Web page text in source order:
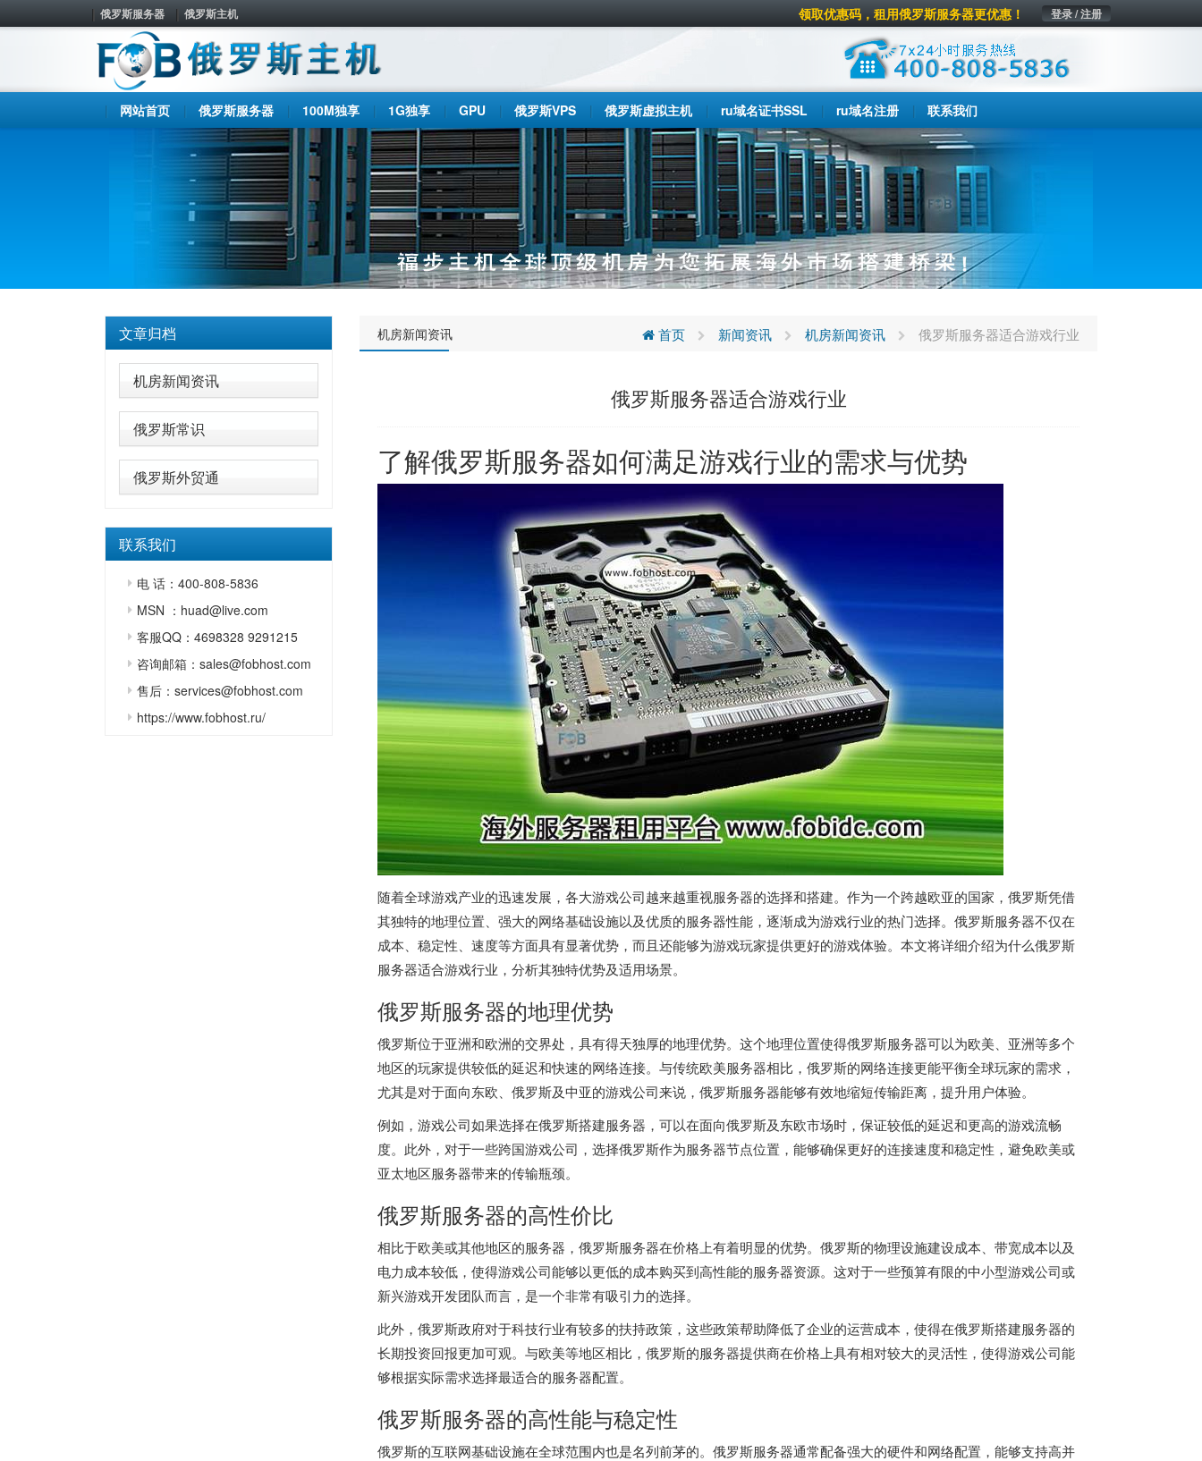
俄罗斯服务器 俄罗斯主机 登录 / 注册
领取优惠码，租用俄罗斯服务器更优惠！
网站首页 俄罗斯服务器 100M独享 1G独享 GPU 俄罗斯VPS 俄罗斯虚拟主机 ru域名证书SSL ru域名注册 联系我们
文章归档
机房新闻资讯
俄罗斯常识
俄罗斯外贸通
联系我们
电 话：400-808-5836
MSN ：huad@live.com
客服QQ：4698328 9291215
咨询邮箱：sales@fobhost.com
售后：services@fobhost.com
https://www.fobhost.ru/
机房新闻资讯 首页 新闻资讯 机房新闻资讯 俄罗斯服务器适合游戏行业
俄罗斯服务器适合游戏行业
了解俄罗斯服务器如何满足游戏行业的需求与优势
随着全球游戏产业的迅速发展，各大游戏公司越来越重视服务器的选择和搭建。作为一个跨越欧亚的国家，俄罗斯凭借
其独特的地理位置、强大的网络基础设施以及优质的服务器性能，逐渐成为游戏行业的热门选择。 俄罗斯服务器不仅在
成本、稳定性、速度等方面具有显著优势，而且还能够为游戏玩家提供更好的游戏体验。本文将详细介绍为什么俄罗斯
服务器适合游戏行业，分析其独特优势及适用场景。
俄罗斯服务器的地理优势
俄罗斯位于亚洲和欧洲的交界处，具有得天独厚的地理优势。这个地理位置使得俄罗斯服务器可以为欧美、亚洲等多个
地区的玩家提供较低的延迟和快速的网络连接。与传统欧美服务器相比，俄罗斯的网络连接更能平衡全球玩家的需求，
尤其是对于面向东欧、俄罗斯及中亚的游戏公司来说，俄罗斯服务器能够有效地缩短传输距离，提升用户体验。
例如，游戏公司如果选择在俄罗斯搭建服务器，可以在面向俄罗斯及东欧市场时，保证较低的延迟和更高的游戏流畅
度。此外，对于一些跨国游戏公司，选择俄罗斯作为服务器节点位置，能够确保更好的连接速度和稳定性，避免欧美或
亚太地区服务器带来的传输瓶颈。
俄罗斯服务器的高性价比
相比于欧美或其他地区的服务器， 俄罗斯服务器在价格上有着明显的优势。俄罗斯的物理设施建设成本、带宽成本以及
电力成本较低，使得游戏公司能够以更低的成本购买到高性能的服务器资源。这对于一些预算有限的中小型游戏公司或
新兴游戏开发团队而言，是一个非常有吸引力的选择。
此外，俄罗斯政府对于科技行业有较多的扶持政策，这些政策帮助降低了企业的运营成本，使得在俄罗斯搭建服务器的
长期投资回报更加可观。与欧美等地区相比，俄罗斯的服务器提供商在价格上具有相对较大的灵活性，使得游戏公司能
够根据实际需求选择最适合的服务器配置。
俄罗斯服务器的高性能与稳定性
俄罗斯的互联网基础设施在全球范围内也是名列前茅的。俄罗斯服务器通常配备强大的硬件和网络配置，能够支持高并